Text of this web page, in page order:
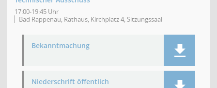
17:00-19:45 Uhr
Bad Rappenau, Rathaus, Kirchplatz 4, Sitzungssaal
Bekanntmachung
Niederschrift öffentlich